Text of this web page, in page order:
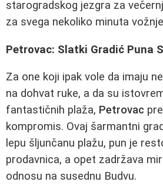
starogradskog jezgra za
za svega nekoliko minuta
Petrovac: Slatki Gradić Puna
Za one koji ipak vole da imaju
na dohvat ruke, a da su
fantastičnih plaža, Petrovac
kompromis. Ovaj šarmantni
lepu šljunčanu plažu, pun je
prodavnica, a opet zadržava
odnosu na susednu Budvu.